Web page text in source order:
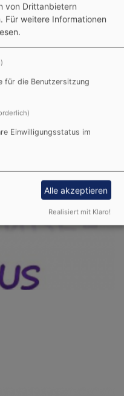
- 2. Halbjahr
von Drittanbietern
Für weitere Informationen
für die Benutzersitzung
Einwilligungsstatus im
Alle akzeptieren
Realisiert mit Klaro!